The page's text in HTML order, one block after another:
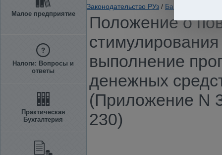
Малое предприятие
Налоги: Вопросы и
ответы
Практическая
Бухгалтерия
Законодательство РУз / Банки.
Положение о
выполнение
денежных
(Приложение N
230)